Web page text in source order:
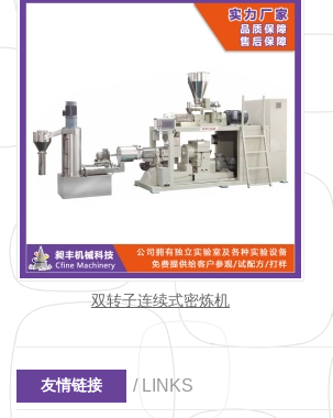
双转子连续式密炼机
友情链接 / LINKS